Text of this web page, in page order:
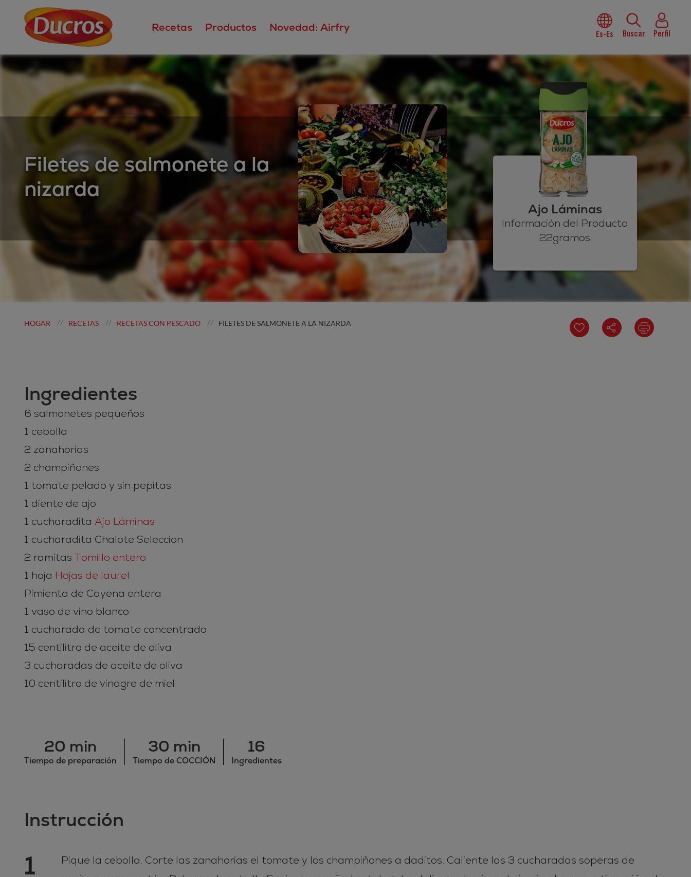
Recetas Productos Novedad: Airfry
Es-Es Buscar Perfil
Filetes de salmonete a la
nizarda
Ajo Láminas
Información del Producto
22gramos
HOGAR // RECETAS // RECETAS CON PESCADO // FILETES DE SALMONETE A LA NIZARDA
Ingredientes
6 salmonetes pequeños
1 cebolla
2 zanahorias
2 champiñones
1 tomate pelado y sin pepitas
1 diente de ajo
1 cucharadita Ajo Láminas
1 cucharadita Chalote Seleccion
2 ramitas Tomillo entero
1 hoja Hojas de laurel
Pimienta de Cayena entera
1 vaso de vino blanco
1 cucharada de tomate concentrado
15 centilitro de aceite de oliva
3 cucharadas de aceite de oliva
10 centilitro de vinagre de miel
20 min
Tiempo de preparación
30 min
Tiempo de COCCIÓN
16
Ingredientes
Instrucción
1
Pique la cebolla. Corte las zanahorias el tomate y los champiñones a daditos. Caliente las 3 cucharadas soperas de